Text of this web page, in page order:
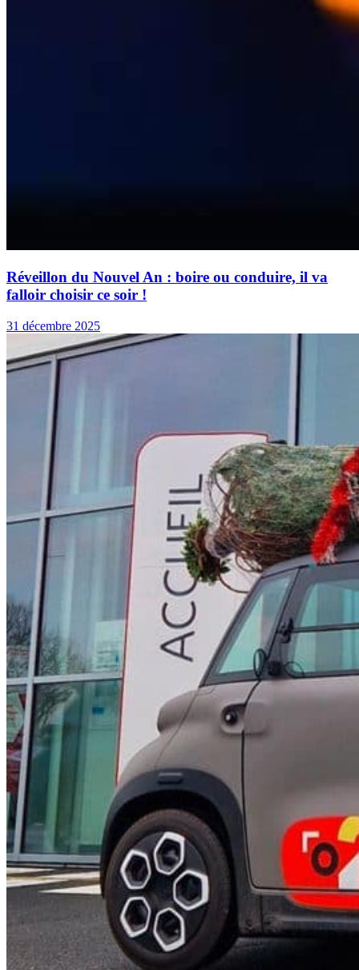
Réveillon du Nouvel An : boire ou conduire, il va
falloir choisir ce soir !
31 décembre 2025